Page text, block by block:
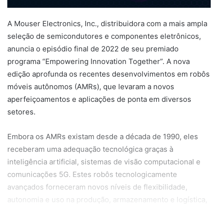
A Mouser Electronics, Inc., distribuidora com a mais ampla
seleção de semicondutores e componentes eletrônicos,
anuncia o episódio final de 2022 de seu premiado
programa “Empowering Innovation Together”. A nova
edição aprofunda os recentes desenvolvimentos em robôs
móveis autônomos (AMRs), que levaram a novos
aperfeiçoamentos e aplicações de ponta em diversos
setores.
Embora os AMRs existam desde a década de 1990, eles
receberam uma adequação tecnológica graças à
inteligência artificial, sistemas de visão computacional e
comunicações 5G. Estes robôs tecnologicamente
avançados forneceram novos níveis de flexibilidade,
autonomia e uso na produção, armazenamento e logística,